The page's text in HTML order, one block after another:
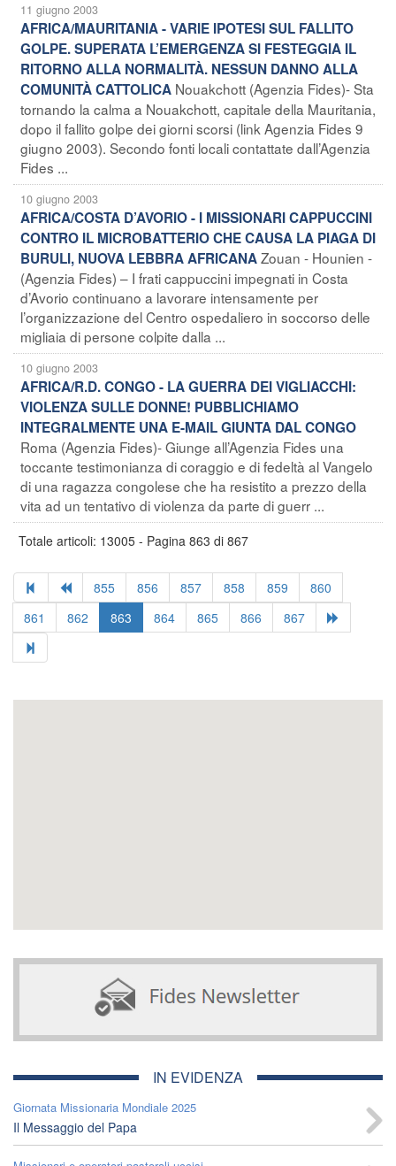
11 giugno 2003
AFRICA/MAURITANIA - VARIE IPOTESI SUL FALLITO
GOLPE. SUPERATA L’EMERGENZA SI FESTEGGIA IL
RITORNO ALLA NORMALITÀ. NESSUN DANNO ALLA
COMUNITÀ CATTOLICA Nouakchott (Agenzia Fides)- Sta
tornando la calma a Nouakchott, capitale della Mauritania,
dopo il fallito golpe dei giorni scorsi (link Agenzia Fides 9
giugno 2003). Secondo fonti locali contattate dall’Agenzia
Fides ...
10 giugno 2003
AFRICA/COSTA D’AVORIO - I MISSIONARI CAPPUCCINI
CONTRO IL MICROBATTERIO CHE CAUSA LA PIAGA DI
BURULI, NUOVA LEBBRA AFRICANAZouan - Hounien -
(Agenzia Fides) – I frati cappuccini impegnati in Costa
d’Avorio continuano a lavorare intensamente per
l’organizzazione del Centro ospedaliero in soccorso delle
migliaia di persone colpite dalla ...
10 giugno 2003
AFRICA/R.D. CONGO - LA GUERRA DEI VIGLIACCHI:
VIOLENZA SULLE DONNE! PUBBLICHIAMO
INTEGRALMENTE UNA E-MAIL GIUNTA DAL CONGO
Roma (Agenzia Fides)- Giunge all’Agenzia Fides una
toccante testimonianza di coraggio e di fedeltà al Vangelo
di una ragazza congolese che ha resistito a prezzo della
vita ad un tentativo di violenza da parte di guerr ...
Totale articoli: 13005 - Pagina 863 di 867
855 856 857 858 859
860
861
862 863 864 865 866 867
IN EVIDENZA
Giornata Missionaria Mondiale 2025
Il Messaggio del Papa